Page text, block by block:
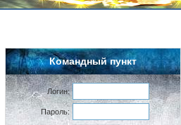
Командный пункт
Логин:
Пароль: